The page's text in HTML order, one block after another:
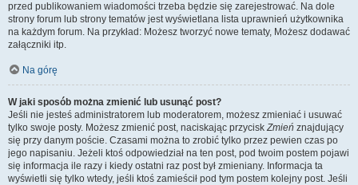
przed publikowaniem wiadomości trzeba będzie się zarejestrować. Na dole
strony forum lub strony tematów jest wyświetlana lista uprawnień użytkownika
na każdym forum. Na przykład: Możesz tworzyć nowe tematy, Możesz dodawać
załączniki itp.
Na górę
W jaki sposób można zmienić lub usunąć post?
Jeśli nie jesteś administratorem lub moderatorem, możesz zmieniać i usuwać
tylko swoje posty. Możesz zmienić post, naciskając przyciskZmień znajdujący
się przy danym poście. Czasami można to zrobić tylko przez pewien czas po
jego napisaniu. Jeżeli ktoś odpowiedział na ten post, pod twoim postem pojawi
się informacja ile razy i kiedy ostatni raz post był zmieniany. Informacja ta
wyświetli się tylko wtedy, jeśli ktoś zamieścił pod tym postem kolejny post. Jeśli